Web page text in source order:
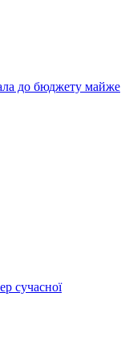
до бюджету майже
сучасної